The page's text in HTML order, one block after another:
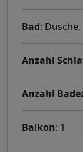
Bad:
Anzahl
Anzahl
Balkon: 1